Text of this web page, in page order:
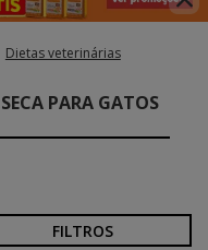
Dietas veterinárias
PARA GATOS
FILTROS